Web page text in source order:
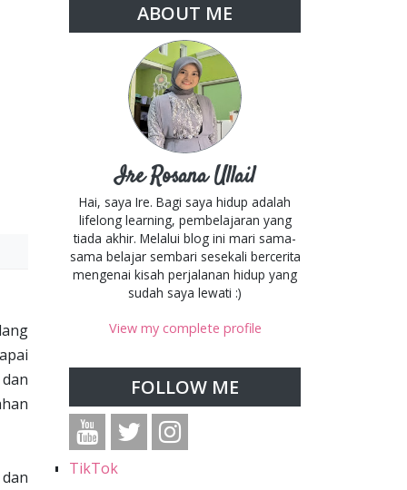
ABOUT ME
Ire Rosana Ullail
Hai, saya Ire. Bagi saya hidup adalah
lifelong learning, pembelajaran yang
tiada akhir. Melalui blog ini mari sama-
sama belajar sembari sesekali bercerita
mengenai kisah perjalanan hidup yang
sudah saya lewati :)
View my complete profile
FOLLOW ME
TikTok